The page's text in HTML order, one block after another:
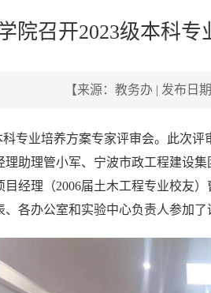
院召开2023级本科
【来源：教务办 | 发布日期
科专业培养方案专家评审会。此次评
理助理管小军、 宁波市政工程建设集
目经理（2006届土木工程专业校友）
各办公室和实验中心负责人参加了